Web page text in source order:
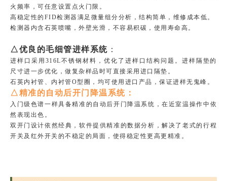
火频率，可任意设置点火门限。
高稳定性的FID检测器满足微量组分分析，结构简单，维修成本低。
检测器内含石英喷嘴，外壁光滑，不容易积碳，使用寿命高。
△优良的毛细管进样系统 ：
进样口采用316L不锈钢材料，优化了进样口结构问题。进样隔垫的
尺寸进一步优化，做复杂样品时可直接采用进口隔垫。
石英内衬管、内衬管O型圈，均可使用进口产品，保证进样无鬼峰。
△精准的自动后开门降温系统：
入门级色谱一样具备精准的自动后开门降温系统，在近室温操作中依
然表现出色。
双开门设计依然经典，软件提供精准的数据分析，解决了老式的行程
开关及红外开关的不稳定的局面，使得稳定性更高更精准。